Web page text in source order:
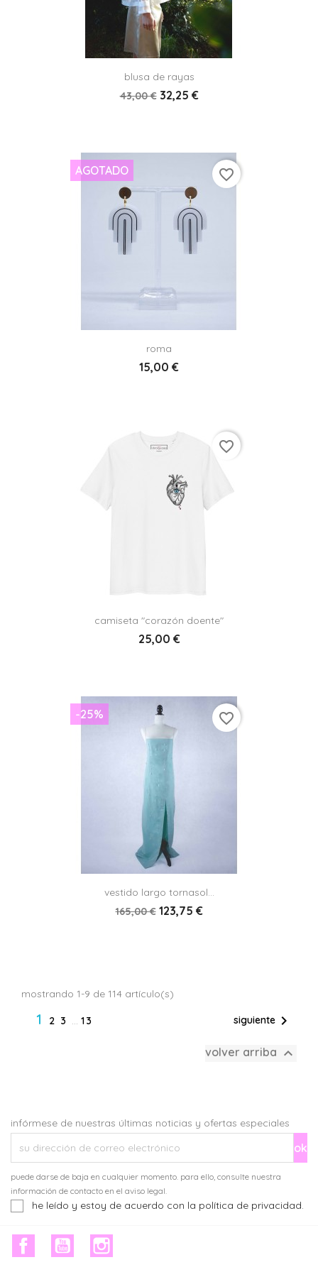
blusa de rayas
43,00 € 32,25 €
roma
15,00 €
AGOTADO favorite_border
camiseta "corazón doente"
25,00 €
favorite_border
vestido largo tornasol...
165,00 € 123,75 €
-25% favorite_border
mostrando 1-9 de 114 artículo(s)
1 2 3 … 13 siguiente 
volver arriba 
infórmese de nuestras últimas noticias y ofertas especiales
puede darse de baja en cualquier momento. para ello, consulte nuestra
información de contacto en el aviso legal.
he leído y estoy de acuerdo con la política de privacidad.
facebookyoutube